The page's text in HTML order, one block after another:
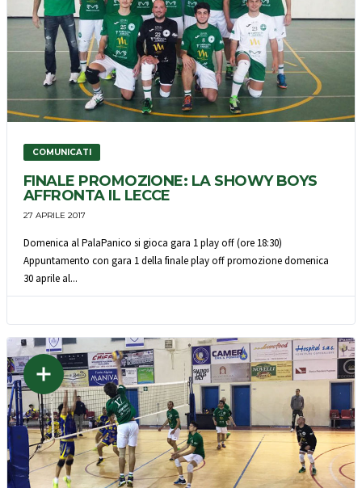
COMUNICATI
FINALE PROMOZIONE: LA SHOWY BOYS
AFFRONTA IL LECCE
27 APRILE 2017
Domenica al PalaPanico si gioca gara 1 play off (ore 18:30)
Appuntamento con gara 1 della finale play off promozione domenica
30 aprile al...